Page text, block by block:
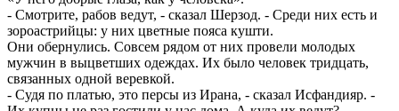
- Смотрите, рабов ведут, - сказал Шерзод. - Среди них есть и
зороастрийцы: у них цветные пояса кушти.
Они обернулись. Совсем рядом от них провели молодых
мужчин в выцветших одеждах. Их было человек тридцать,
связанных одной веревкой.
- Судя по платью, это персы из Ирана, - сказал Исфандияр. -